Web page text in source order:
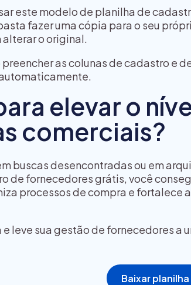
este modelo de planilha de
fazer uma cópia para o seu
o original.
as colunas de cadastro e
elevar o
comerciais?
buscas desencontradas ou em
de fornecedores grátis, você
processos de compra e fortalece
leve sua gestão de fornecedores a
Baixar planilha